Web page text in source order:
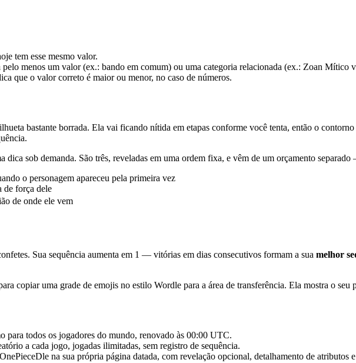
tem esse mesmo valor.
menos um valor (ex.: bando em comum) ou uma categoria relacionada (ex.: Zoan Mítico
que o valor correto é maior ou menor, no caso de números.
bastante borrada. Ela vai ficando nítida em etapas conforme você tenta, então o
dica sob demanda. São três, reveladas em uma ordem fixa, e vêm de um orçamento
o personagem apareceu pela primeira vez
de força dele
de onde ele vem
Sua sequência aumenta em 1 — vitórias em dias consecutivos formam a sua melhor
copiar uma grade de emojis no estilo Wordle para a área de transferência. Ela mostra o seu
para todos os jogadores do mundo, renovado às 00:00 UTC.
a cada jogo, jogadas ilimitadas, sem registro de sequência.
na sua própria página datada, com revelação opcional, detalhamento de atributos